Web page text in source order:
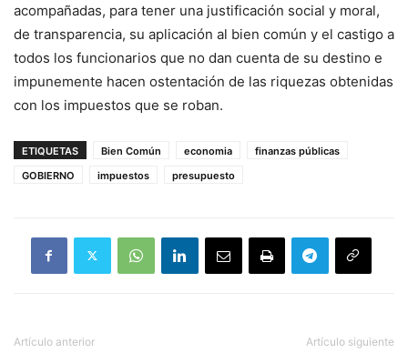
acompañadas, para tener una justificación social y moral,
de transparencia, su aplicación al bien común y el castigo a
todos los funcionarios que no dan cuenta de su destino e
impunemente hacen ostentación de las riquezas obtenidas
con los impuestos que se roban.
ETIQUETAS Bien Común economia
finanzas públicas
GOBIERNO
impuestos presupuesto
Artículo anterior Artículo siguiente